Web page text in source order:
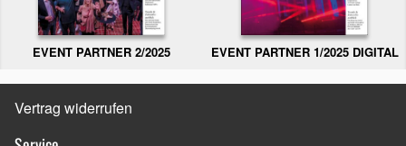
EVENT PARTNER 2/2025 EVENT PARTNER 1/2025 DIGITAL
Vertrag widerrufen